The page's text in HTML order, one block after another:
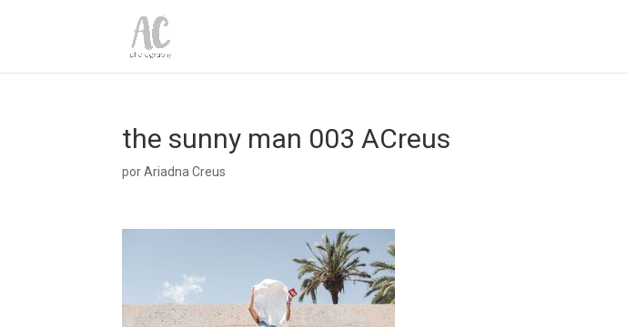
the sunny man 003 ACreus
porAriadna Creus